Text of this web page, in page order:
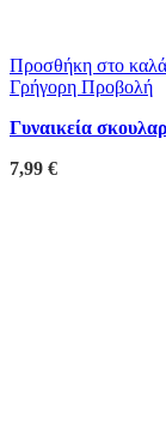
Προσθήκη στο
Γρήγορη Προβολή
Γυναικεία
7,99 €